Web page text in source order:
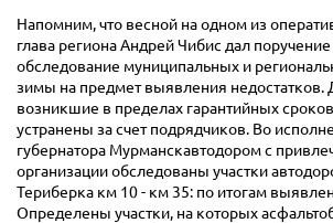
Напомним, что весной на одном из
глава региона Андрей Чибис дал
обследование муниципальных и
зимы на предмет выявления недостатков.
возникшие в пределах гарантийных
устранены за счет подрядчиков. Во
губернатора Мурманскавтодором с
организации обследованы участки
Териберка км 10 - км 35: по итогам
Определены участки, на которых